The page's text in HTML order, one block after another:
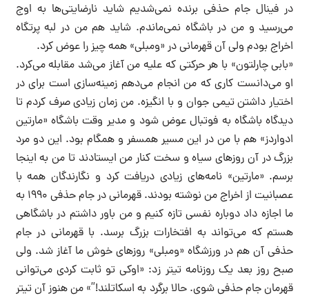
در فینال جام حذفی برنده نمی‌شدیم شاید نارضایتی‌ها به اوج
می‌رسید و من در باشگاه نمی‌ماندم. شاید هم من در لبه پرتگاه
اخراج بودم ولی آن قهرمانی در «ومبلی» همه چیز را عوض کرد.
«بابی چارلتون» با هر حرکتی که علیه من آغاز می‌شد مقابله می‌کرد.
او می‌دانست کاری که من انجام می‌دهم زمینه‌سازی است برای در
اختیار داشتن تیمی جوان و با انگیزه‌. من زمان زیادی صرف کردم تا
دیدگاه باشگاه به فوتبال عوض شود و مدیر وقت باشگاه «مارتین
ادواردز» هم با من در این مسیر همسفر و همگام بود. این دو مرد
بزرگ در آن روزهای سیاه و سخت کنار من ایستادند تا من به اینجا
برسم. «مارتین» نامه‌های زیادی دریافت کرد و نگارندگان همه با
عصبانیت از اخراج من نوشته بودند. قهرمانی در جام حذفی ۱۹۹۰ به
ما اجازه داد دوباره نفسی تازه کنیم و من باور داشتم در باشگاهی
هستم که می‌تواند به افتخارات بزرگ برسد. با قهرمانی در جام
حذفی آن هم در ورزشگاه «ومبلی» روزهای خوش ما آغاز شد. ولی
صبح روز بعد یک روزنامه تیتر زد: «اوکی تو ثابت کردی می‌توانی
قهرمان جام حذفی شوی. حالا برگرد به اسکاتلند!”» من هنوز آن تیتر